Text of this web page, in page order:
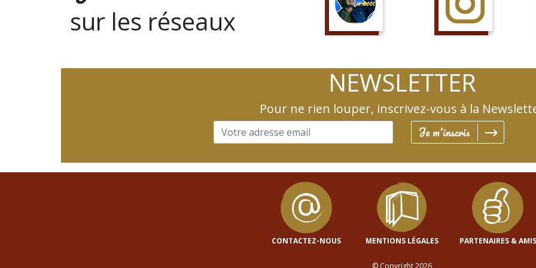
sur les réseaux
NEWSLETTER
Pour ne rien louper, inscrivez-vous à la
Je m'inscris
CONTACTEZ-NOUS MENTIONS LÉGALES PARTENAIRES & AMIS
© Copyright 2026